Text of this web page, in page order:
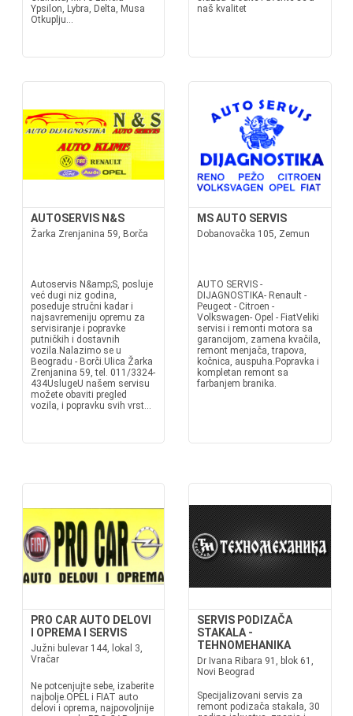
Ypsilon, Lybra, Delta, Musa
Otkuplju...
naš kvalitet
AUTOSERVIS N&S
Žarka Zrenjanina 59, Borča
Autoservis N&amp;S, posluje
već dugi niz godina,
poseduje stručni kadar i
najsavremeniju opremu za
servisiranje i popravke
putničkih i dostavnih
vozila.Nalazimo se u
Beogradu - Borči.Ulica Žarka
Zrenjanina 59, tel. 011/3324-
434UslugeU našem servisu
možete obaviti pregled
vozila, i popravku svih vrst...
MS AUTO SERVIS
Dobanovačka 105, Zemun
AUTO SERVIS -
DIJAGNOSTIKA- Renault -
Peugeot - Citroen -
Volkswagen- Opel - FiatVeliki
servisi i remonti motora sa
garancijom, zamena kvačila,
remont menjača, trapova,
kočnica, auspuha.Popravka i
kompletan remont sa
farbanjem branika.
PRO CAR AUTO DELOVI
I OPREMA I SERVIS
Južni bulevar 144, lokal 3,
Vračar
Ne potcenjujte sebe, izaberite
najbolje.OPEL i FIAT auto
delovi i oprema, najpovoljnije
SERVIS PODIZAČA
STAKALA -
TEHNOMEHANIKA
Dr Ivana Ribara 91, blok 61,
Novi Beograd
Specijalizovani servis za
remont podizača stakala, 30